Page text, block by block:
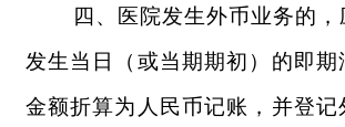
四、医院发生外币业务的
发生当日（或当期期初）的即期
金额折算为人民币记账，并登记